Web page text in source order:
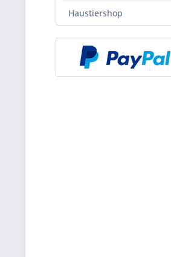
Haustiershop